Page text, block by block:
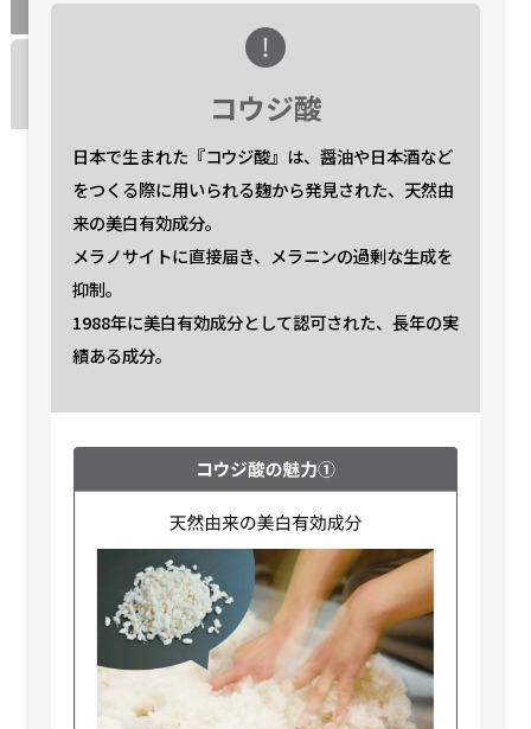
【定期便】ONE BY KOSE
メラノショット P
（レギュラー）
税込5,940円
【定期便】ONE BY KOSE
メラノショット P
付けかえ用（ラージ）
税込8,140円
＜40mL＞
メラノショット P
＜40mL 付けかえ用＞
税込5,940円
＜65mL＞
税込8,470円
メラノショット P
＜65mL 付けかえ用＞
税込8,140円
コウジ酸
日本で生まれた『コウジ酸』は、醤油や日本酒など
をつくる際に用いられる麹から発見された、 天然由
来の美白有効成分。
メラノサイトに直接届き、メラニンの過剰な生成を
抑制。
1988年に美白有効成分として認可された、長年の実
績ある成分。
【定期便】ONE BY KOSE
メラノショット P
（レギュラー）
税込5,940円
【定期便】ONE BY KOSE
メラノショット P
付けかえ用（ラージ）
税込8,140円
＜40mL＞
メラノショット P
＜40mL 付けかえ用＞
税込5,940円
＜65mL＞
税込8,470円
メラノショット P
＜65mL 付けかえ用＞
税込8,140円